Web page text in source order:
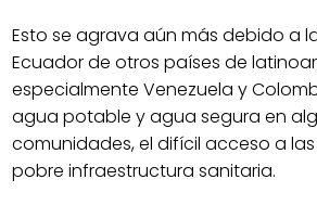
Esto se agrava aún más debido a
Ecuador de otros países de
especialmente Venezuela y
agua potable y agua segura en
comunidades, el difícil acceso a
pobre infraestructura sanitaria.